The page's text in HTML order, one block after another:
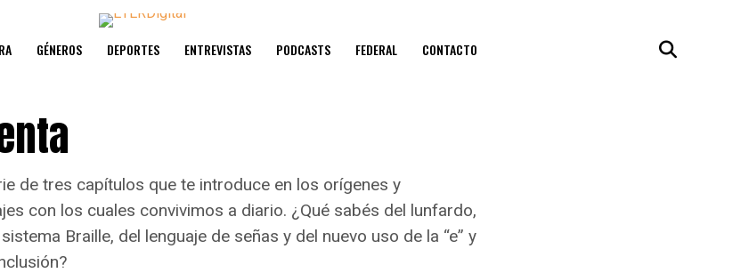
GÉNEROS DEPORTES ENTREVISTAS PODCASTS FEDERAL CONTACTO
de tres capítulos que te introduce en los orígenes y
con los cuales convivimos a diario. ¿Qué sabés del lunfardo,
Braille, del lenguaje de señas y del nuevo uso de la “e” y